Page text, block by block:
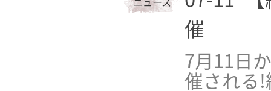
ニュース
催
7月11日
催される!